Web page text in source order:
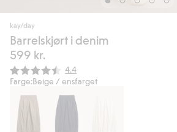
kay/day
Barrelskjørt i denim
599 kr.
Gjennomsnittskarakter:
4.4
Farge:Beige / ensfarget